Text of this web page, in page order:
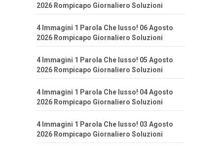
2026 Rompicapo Giornaliero Soluzioni
4 Immagini 1 Parola Che lusso! 06 Agosto
2026 Rompicapo Giornaliero Soluzioni
4 Immagini 1 Parola Che lusso! 05 Agosto
2026 Rompicapo Giornaliero Soluzioni
4 Immagini 1 Parola Che lusso! 04 Agosto
2026 Rompicapo Giornaliero Soluzioni
4 Immagini 1 Parola Che lusso! 03 Agosto
2026 Rompicapo Giornaliero Soluzioni